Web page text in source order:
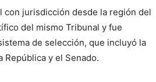
con jurisdicción desde la región del
del mismo Tribunal y fue
de selección, que incluyó la
República y el Senado.